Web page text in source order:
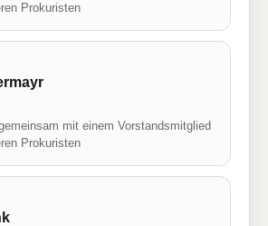
Prokuristen
mit einem Vorstandsmitglied
Prokuristen